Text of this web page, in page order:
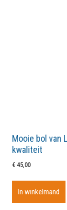
Mooie bol van
kwaliteit
€ 45,00
In winkelmand